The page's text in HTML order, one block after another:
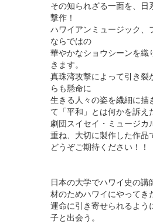
その知られざる一面を、日
撃作！
ハワイアンミュージック、
ならではの
華やかなショウシーンを織
きます。
真珠湾攻撃によって引き裂
らも懸命に
生きる人々の姿を繊細に描
て「平和」とは何かを訴え
劇団スイセイ・ミュージカ
重ね、大切に製作した作品
どうぞご期待ください！！
日本の大学でハワイ史の講
材のためハワイにやってき
運命に引き寄せられるよう
子と出会う。